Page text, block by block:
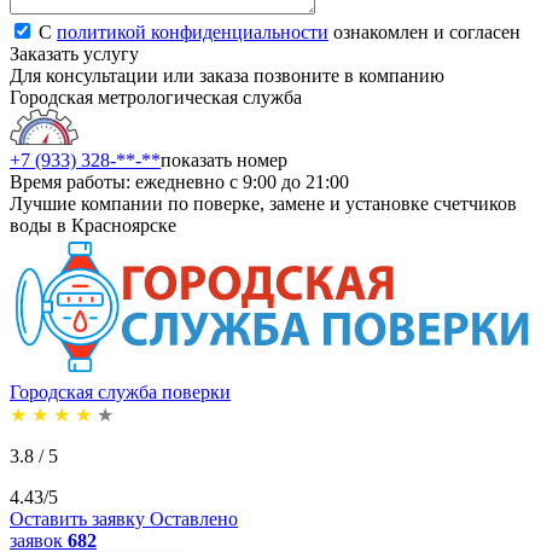
С политикой конфиденциальности ознакомлен и согласен
Заказать услугу
Для консультации или заказа позвоните в компанию
Городская метрологическая служба
+7 (933) 328-**-**показать номер
Время работы: ежедневно с 9:00 до 21:00
Лучшие компании по поверке, замене и установке счетчиков
воды в Красноярске
Городская служба поверки
★ ★ ★ ★ ★
3.8 / 5
4.43/5
Оставить заявку Оставлено
заявок 682